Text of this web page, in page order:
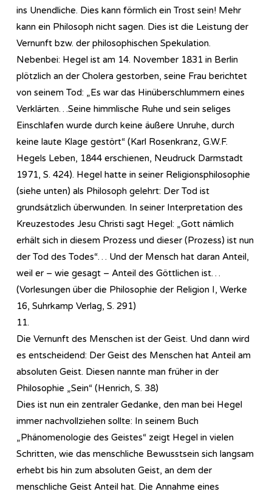
ins Unendliche. Dies kann förmlich ein Trost sein! Mehr
kann ein Philosoph nicht sagen. Dies ist die Leistung der
Vernunft bzw. der philosophischen Spekulation.
Nebenbei: Hegel ist am 14. November 1831 in Berlin
plötzlich an der Cholera gestorben, seine Frau berichtet
von seinem Tod: „Es war das Hinüberschlummern eines
Verklärten…Seine himmlische Ruhe und sein seliges
Einschlafen wurde durch keine äußere Unruhe, durch
keine laute Klage gestört“ (Karl Rosenkranz, G.W.F.
Hegels Leben, 1844 erschienen, Neudruck Darmstadt
1971, S. 424). Hegel hatte in seiner Re­li­gi­ons­phi­lo­so­phie
(siehe unten) als Philosoph gelehrt: Der Tod ist
grundsätzlich überwunden. In seiner Interpretation des
Kreuzestodes Jesu Christi sagt Hegel: „Gott nämlich
erhält sich in diesem Prozess und dieser (Prozess) ist nun
der Tod des Todes“… Und der Mensch hat daran Anteil,
weil er – wie gesagt – Anteil des Göttlichen ist…
(Vorlesungen über die Philosophie der Religion I, Werke
16, Suhrkamp Verlag, S. 291)
11.
Die Vernunft des Menschen ist der Geist. Und dann wird
es entscheidend: Der Geist des Menschen hat Anteil am
absoluten Geist. Diesen nannte man früher in der
Philosophie „Sein“ (Henrich, S. 38)
Dies ist nun ein zentraler Gedanke, den man bei Hegel
immer nachvollziehen sollte: In seinem Buch
„Phänomenologie des Geistes“ zeigt Hegel in vielen
Schritten, wie das menschliche Bewusstsein sich langsam
erhebt bis hin zum absoluten Geist, an dem der
menschliche Geist Anteil hat. Die Annahme eines